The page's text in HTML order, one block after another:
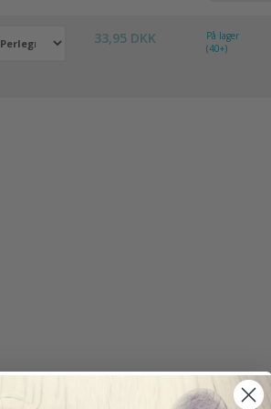
33,95 DKK
På lager
(40+)